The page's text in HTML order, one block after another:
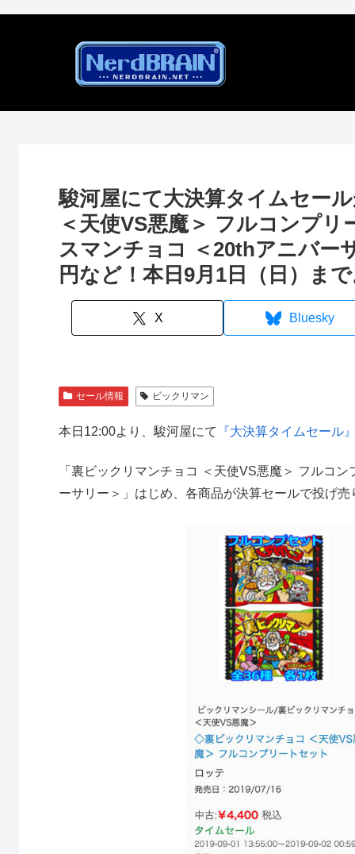
駿河屋にて大決算タイムセー
＜天使VS悪魔＞ フルコンプ
スマンチョコ ＜20thアニバー
円など！本日9月1日（日）ま
X Bluesky
セール情報 ビックリマン
本日12:00より、駿河屋にて 『大決算タイムセール
「裏ビックリマンチョコ ＜天使VS悪魔＞ フルコ
ーサリー＞」はじめ、各商品が決算セールで投げ売